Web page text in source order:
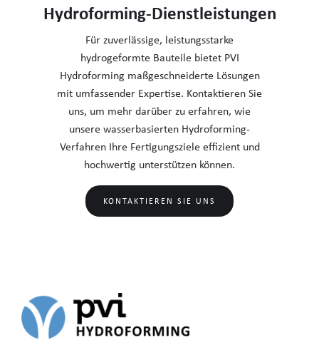
Hydroforming-Dienstleistungen
Für zuverlässige, leistungsstarke
hydrogeformte Bauteile bietet PVI
Hydroforming maßgeschneiderte Lösungen
mit umfassender Expertise. Kontaktieren Sie
uns, um mehr darüber zu erfahren, wie
unsere wasserbasierten Hydroforming-
Verfahren Ihre Fertigungsziele effizient und
hochwertig unterstützen können.
KONTAKTIEREN SIE UNS